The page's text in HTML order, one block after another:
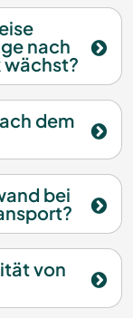
nach
dem
bei
von